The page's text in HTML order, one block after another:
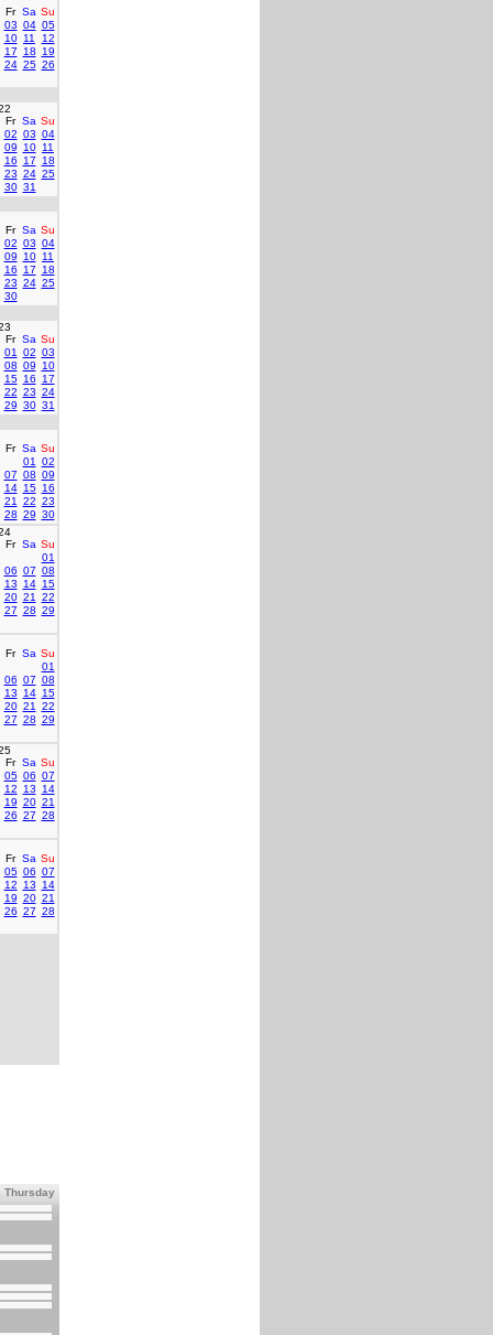
Fr Sa Su
03 04 05
10 11
12
17 18
19
24 25 26
Fr Sa Su
02 03 04
09 10 11
16 17
18
23 24 25
30 31
Fr Sa Su
02 03 04
09 10 11
16 17
18
23 24 25
30
Fr Sa Su
01
02 03
08 09
10
15 16
17
22 23 24
29 30 31
Fr Sa Su
01
02
07 08 09
14 15 16
21 22 23
28 29 30
Fr Sa Su
01
06 07 08
13 14 15
20 21
22
27 28 29
Fr Sa Su
01
06 07 08
13 14 15
20 21
22
27 28 29
Fr Sa Su
05 06 07
12 13
14
19 20 21
26 27 28
Fr Sa Su
05 06 07
12 13
14
19 20 21
26 27 28
Thursday